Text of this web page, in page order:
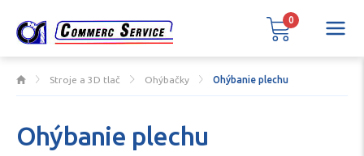
Stroje a 3D tlač Ohýbačky Ohýbanie plechu
Ohýbanie plechu
0